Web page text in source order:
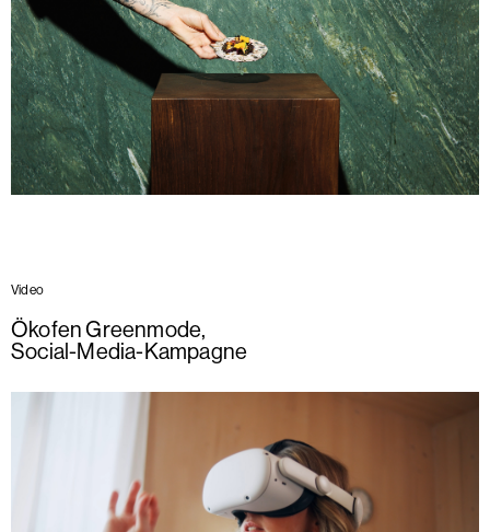
Video
Ökofen Greenmode,
Social-Media-Kampagne